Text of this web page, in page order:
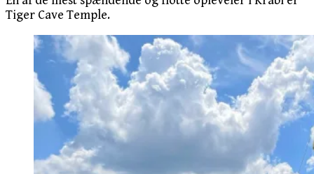
Tiger Cave Temple.